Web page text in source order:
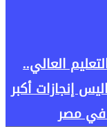
العالي..
إنجازات أكبر
في مصر